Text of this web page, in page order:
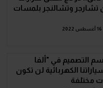
من تشارجر وتشالنجر بلمسات
التصميم في "ألفا
الكهربائية لن تكون
مختلفة